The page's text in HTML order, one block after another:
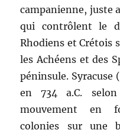
campanienne, juste
qui contrôlent le
Rhodiens et Crétois
les Achéens et des
péninsule. Syracuse
en 734 a.C.
mouvement en
colonies sur une